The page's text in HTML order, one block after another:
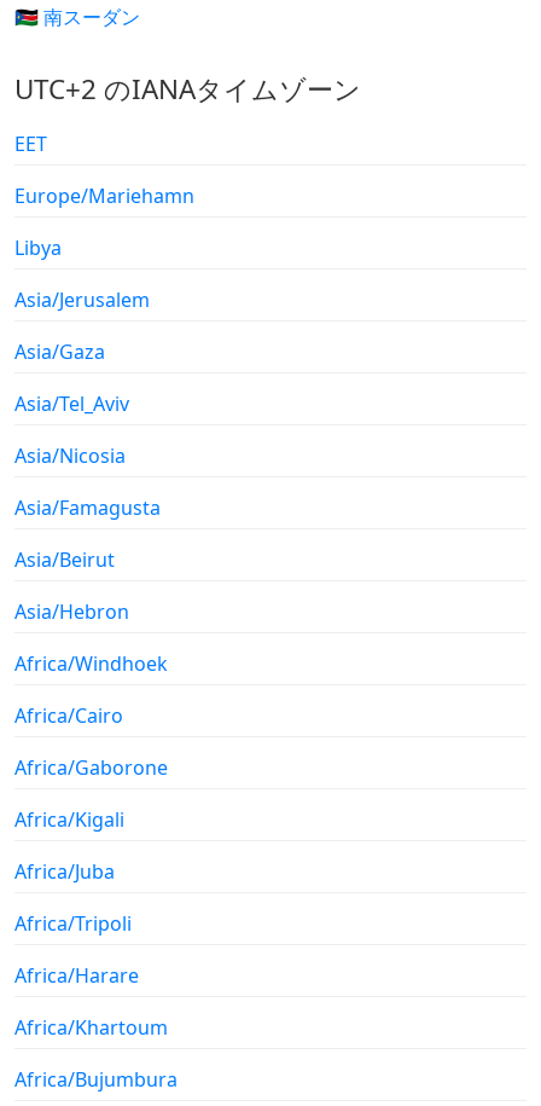
🇸🇸 南スーダン
UTC+2 のIANAタイムゾーン
EET
Europe/Mariehamn
Libya
Asia/Jerusalem
Asia/Gaza
Asia/Tel_Aviv
Asia/Nicosia
Asia/Famagusta
Asia/Beirut
Asia/Hebron
Africa/Windhoek
Africa/Cairo
Africa/Gaborone
Africa/Kigali
Africa/Juba
Africa/Tripoli
Africa/Harare
Africa/Khartoum
Africa/Bujumbura